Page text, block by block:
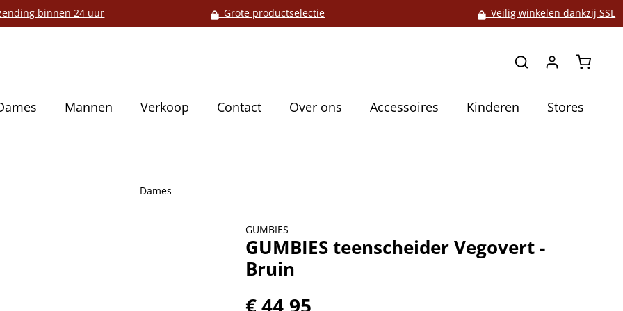
binnen 24 uur Grote productselectie Veilig winkelen dankzij SSL
Mannen Verkoop Contact Over ons Accessoires Kinderen Stores
Dames
GUMBIES
GUMBIES teenscheider Vegovert -
Bruin
€ 44,95